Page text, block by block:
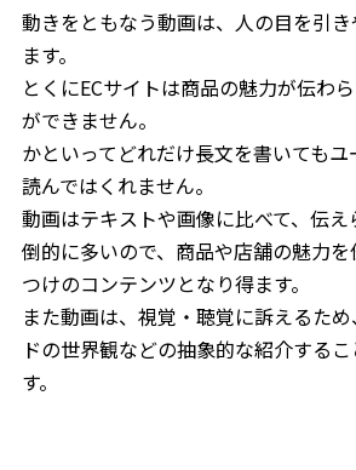
動きをともなう動画は、人の目を引
ます。
とくにECサイトは商品の魅力が伝わ
ができません。
かといってどれだけ長文を書いても
読んではくれません。
動画はテキストや画像に比べて、伝
倒的に多いので、商品や店舗の魅力
つけのコンテンツとなり得ます。
また動画は、視覚・聴覚に訴えるた
ドの世界観などの抽象的な紹介する
す。